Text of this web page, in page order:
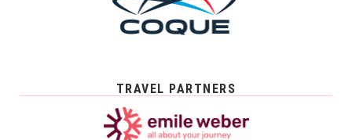
TRAVEL PARTNERS